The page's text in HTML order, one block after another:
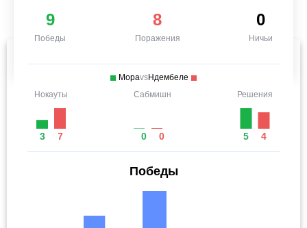
9
Победы
8
Поражения
0
Ничьи
МораvsНдембеле
Нокауты
3 7
Сабмишн
0 0
Решения
5 4
Победы